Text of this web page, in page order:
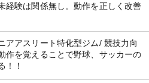
経験は関係無し。動作を正しく改善
アスリート特化型ジム/ 競技力向
作を覚えることで野球、サッカーの
！！